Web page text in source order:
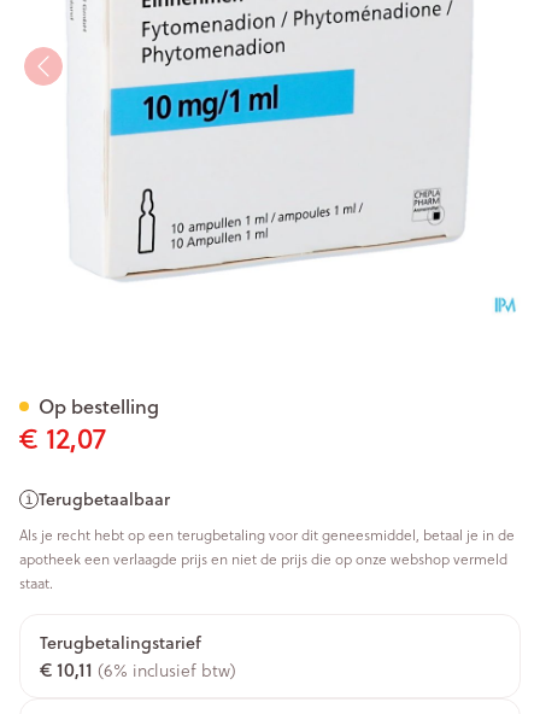
€ 12,07
Terugbetaalbaar
Als je recht hebt op een terugbetaling voor dit geneesmiddel, betaal je in de
apotheek een verlaagde prijs en niet de prijs die op onze webshop vermeld
staat.
Terugbetalingstarief
€ 10,11 (6% inclusief btw)
Op bestelling